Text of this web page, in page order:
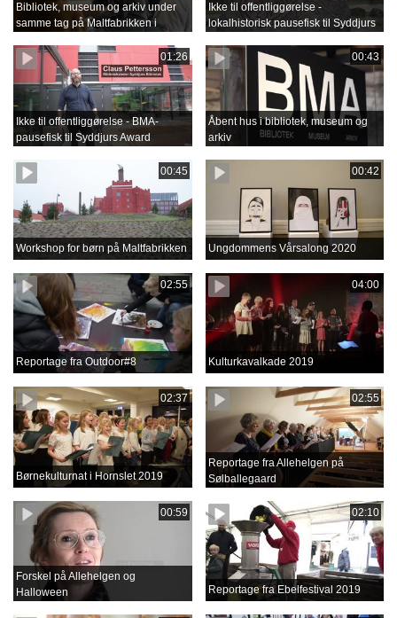
Bibliotek, museum og arkiv under
samme tag på Maltfabrikken i
Ikke til offentliggørelse -
lokalhistorisk pausefisk til Syddjurs
01:26
Ikke til offentliggørelse - BMA-
pausefisk til Syddjurs Award
00:43
Åbent hus i bibliotek, museum og
arkiv
00:45
Workshop for børn på Maltfabrikken
00:42
Ungdommens Vårsalong 2020
02:55
Reportage fra Outdoor#8
04:00
Kulturkavalkade 2019
02:37
Børnekulturnat i Hornslet 2019
02:55
Reportage fra Allehelgen på
Sølballegaard
00:59
Forskel på Allehelgen og
Halloween
02:10
Reportage fra Ebelfestival 2019